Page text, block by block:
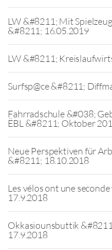
LW &#8211; Mit
&#8211; 16.05.2019
LW &#8211;
Surfsp@ce &#8211;
Fahrradschule &#038;
ËBL &#8211; Oktober
Neue Perspektiven für
&#8211; 18.10.2018
Les vélos ont une
17.9.2018
Okkasiounsbuttik
17.9.2018